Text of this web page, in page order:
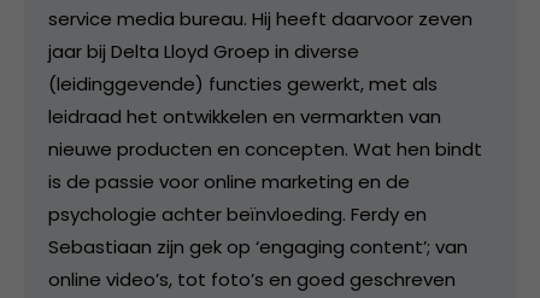
service media bureau. Hij heeft daarvoor zeven
jaar bij Delta Lloyd Groep in diverse
(leidinggevende) functies gewerkt, met als
leidraad het ontwikkelen en vermarkten van
nieuwe producten en concepten. Wat hen bindt
is de passie voor online marketing en de
psychologie achter beïnvloeding. Ferdy en
Sebastiaan zijn gek op ‘engaging content’; van
online video’s, tot foto’s en goed geschreven